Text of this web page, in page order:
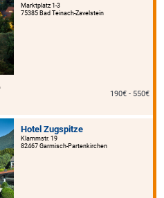
Marktplatz 1-3
75385 Bad Teinach-Zavelstein
190€ - 550€
Hotel Zugspitze
Klammstr. 19
82467 Garmisch-Partenkirchen